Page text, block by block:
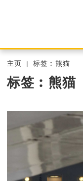
主页 标签︰熊猫
标签︰熊猫